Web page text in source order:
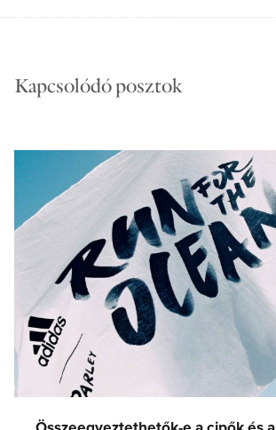
Kapcsolódó posztok